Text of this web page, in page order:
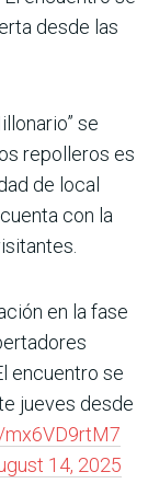
desde las
se
repolleros es
de local
con la
en la fase
encuentro se
jueves desde
14, 2025